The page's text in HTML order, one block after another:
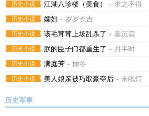
起
历史小说 江湖八珍楼（美食） - 求之不得
历史小说 孀妇 - 岁岁长吉
历史小说 该毛茸茸上场乱杀了 - 暮沉霜
历史小说 朕的臣子们都重生了 - 月半时
历史小说 满庭芳 - 榆冬
历史小说 美人娘亲被巧取豪夺后 - 未眠灯
历史军事